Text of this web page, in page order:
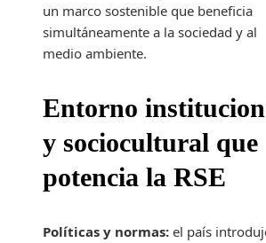
un marco sostenible que beneficia
simultáneamente a la sociedad y al
medio ambiente.
Entorno
y sociocultural que
potencia la RSE
Políticas y normas: el país